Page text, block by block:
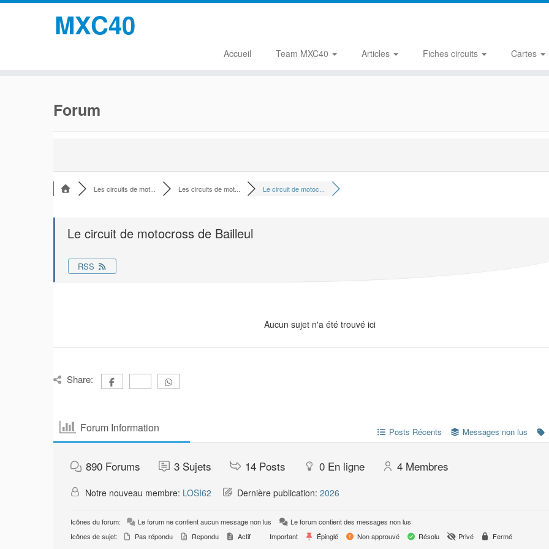
MXC40
Accueil Team MXC40 Articles Fiches circuits Cartes
Forum
Les circuits de mot... Les circuits de mot... Le circuit de motoc...
Le circuit de motocross de Bailleul
RSS
Aucun sujet n'a été trouvé ici
Share:
Forum Information Posts Récents Messages non lus
890 Forums 3 Sujets 14 Posts 0 En ligne 4 Membres
Notre nouveau membre: LOSI62 Dernière publication: 2026
Icônes du forum: Le forum ne contient aucun message non lus
Le forum contient des messages non lus
Icônes de sujet:
Pas répondu Repondu Actif Important Épinglé Non approuvé Résolu Privé Fermé